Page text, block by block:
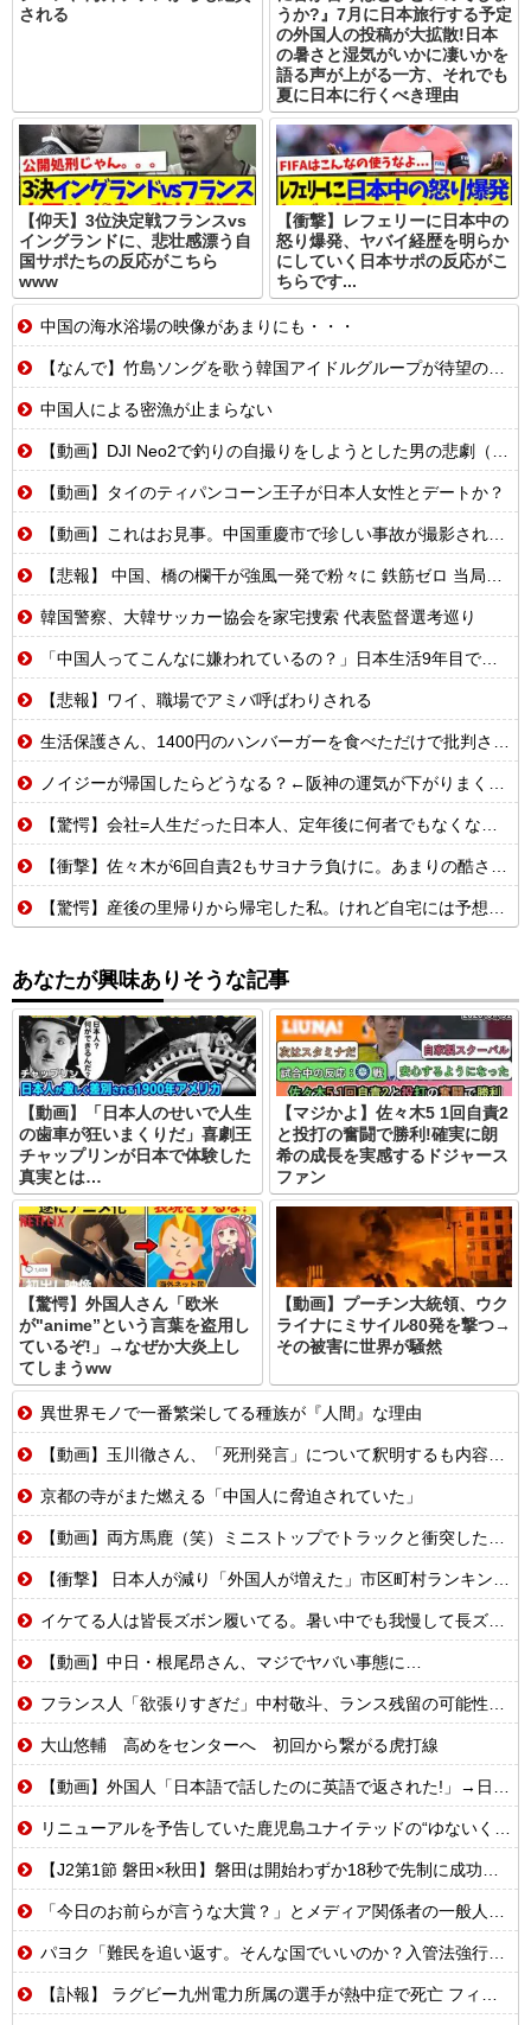
される
うか?』7月に日本旅行する予定
の外国人の投稿が大拡散!日本
の暑さと湿気がいかに凄いかを
語る声が上がる一方、それでも
夏に日本に行くべき理由
【仰天】3位決定戦フランスvs
イングランドに、悲壮感漂う自
国サポたちの反応がこちら
www
【衝撃】レフェリーに日本中の
怒り爆発、ヤバイ経歴を明らか
にしていく日本サポの反応がこ
ちらです...
中国の海水浴場の映像があまりにも・・・
【なんで】竹島ソングを歌う韓国アイドルグループが待望の日本デビュー
中国人による密漁が止まらない
【動画】DJI Neo2で釣りの自撮りをしようとした男の悲劇（ノ∇`）
【動画】タイのティパンコーン王子が日本人女性とデートか？
【動画】これはお見事。中国重慶市で珍しい事故が撮影される。
【悲報】 中国、橋の欄干が強風一発で粉々に 鉄筋ゼロ 当局「接着剤でくっつけただけ」「正常で、品質問題はない」
韓国警察、大韓サッカー協会を家宅捜索 代表監督選考巡り
「中国人ってこんなに嫌われているの？」日本生活9年目で明かす本心！
【悲報】ワイ、職場でアミバ呼ばわりされる
生活保護さん、1400円のハンバーガーを食べただけで批判される
ノイジーが帰国したらどうなる？←阪神の運気が下がりまくるやろな
【驚愕】会社=人生だった日本人、定年後に何者でもなくなるwww
【衝撃】佐々木が6回自責2もサヨナラ負けに。あまりの酷さにドン引きするドジャースファン
【驚愕】産後の里帰りから帰宅した私。けれど自宅には予想もしない人物が住み着いており……義父「お!嫁ちゃんお疲れ!俺もしばらく厄介になるよ」ギャンブル中毒&借金まみれな義父だった!
あなたが興味ありそうな記事
【動画】「日本人のせいで人生
の歯車が狂いまくりだ」喜劇王
チャップリンが日本で体験した
真実とは…
【マジかよ】佐々木5 1回自責2
と投打の奮闘で勝利!確実に朗
希の成長を実感するドジャース
ファン
【驚愕】外国人さん「欧米
が"anime”という言葉を盗用し
ているぞ!」→なぜか大炎上し
てしまうww
【動画】プーチン大統領、ウク
ライナにミサイル80発を撃つ→
その被害に世界が騒然
異世界モノで一番繁栄してる種族が『人間』な理由
【動画】玉川徹さん、「死刑発言」について釈明するも内容がクソすぎて更に大炎上……
京都の寺がまた燃える「中国人に脅迫されていた」
【動画】両方馬鹿（笑）ミニストップでトラックと衝突したドラレコが（ノ∇`）
【衝撃】 日本人が減り「外国人が増えた」市区町村ランキング…TOP5がこちらｗｗｗｗｗｗ
イケてる人は皆長ズボン履いてる。暑い中でも我慢して長ズボン履いてる。半ズボンはモテ無い。厳しいって
【動画】中日・根尾昂さん、マジでヤバい事態に…
フランス人「欲張りすぎだ」中村敬斗、ランス残留の可能性を会長が示唆！移籍金が交渉の壁に..現地サポの本音がこれ！【海外の反応】
大山悠輔 高めをセンターへ 初回から繋がる虎打線
【動画】外国人「日本語で話したのに英語で返された!」→日本人「まず発音を聞かせろ」
リニューアルを予告していた鹿児島ユナイテッドの“ゆないくー”、ホーム開幕戦に新フェイスで登場
【J2第1節 磐田×秋田】磐田は開始わずか18秒で先制に成功するも追いつかれドロー 秋葉新体制の初白星はお預けに
「今日のお前らが言うな大賞？」とメディア関係者の一般人への苦言にツッコミ殺到、被災地の避難所でカメラまわすのは……
パヨク「難民を追い返す。そんな国でいいのか？入管法強行抗議！」 [8/8]
【訃報】 ラグビー九州電力所属の選手が熱中症で死亡 フィジー出身の26歳